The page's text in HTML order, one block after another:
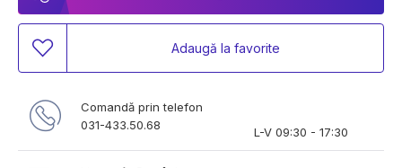
Adaugă la favorite
Comandă prin telefon
031-433.50.68
L-V 09:30 - 17:30